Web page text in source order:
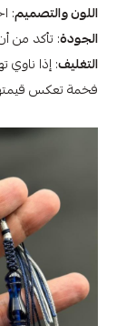
اللون والتصميم:
الجودة: تأكد من أن
التغليف: إذا ناوي
فخمة تعكس قيمتها.